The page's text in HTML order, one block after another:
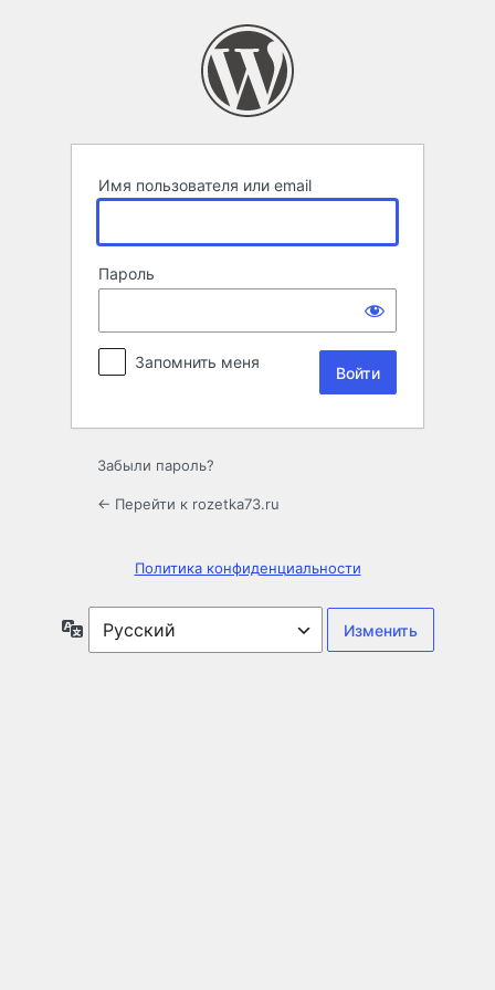
Имя пользователя или email
Пароль
Запомнить меня
Забыли пароль?
← Перейти к rozetka73.ru
Политика конфиденциальности
Язык